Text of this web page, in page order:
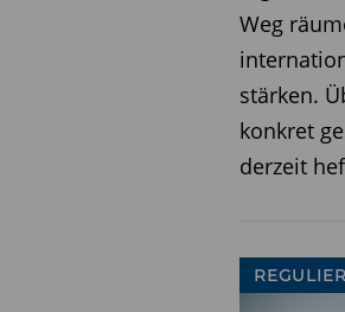
DSGVO-
immer
ersten
für
Weg
stärken.
konkret
derzeit